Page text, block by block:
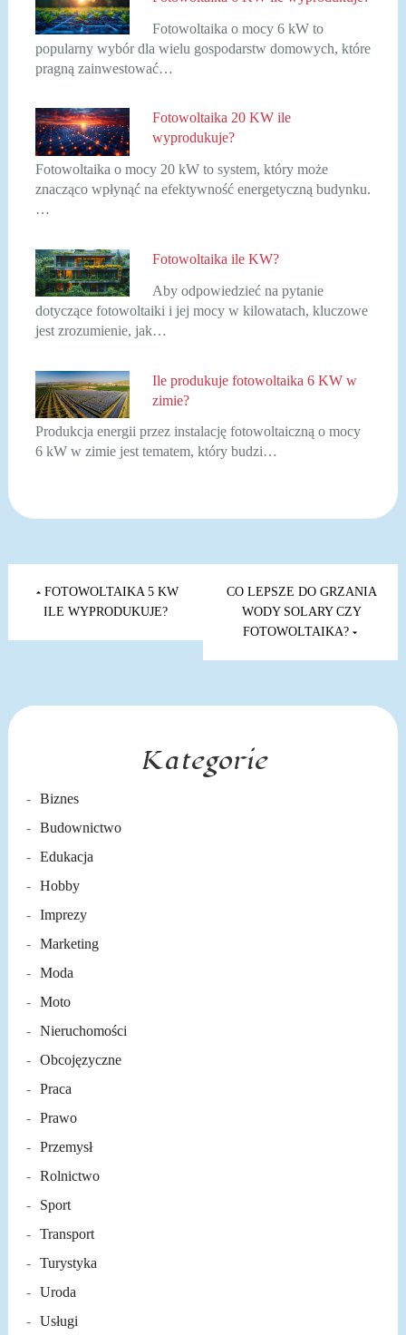
Fotowoltaika o mocy 6 kW to
popularny wybór dla wielu gospodarstw domowych, które
pragną zainwestować…
Fotowoltaika 20 KW ile
wyprodukuje?
Fotowoltaika o mocy 20 kW to system, który może
znacząco wpłynąć na efektywność energetyczną budynku.
…
Fotowoltaika ile KW?
Aby odpowiedzieć na pytanie
dotyczące fotowoltaiki i jej mocy w kilowatach, kluczowe
jest zrozumienie, jak…
Ile produkuje fotowoltaika 6 KW w
zimie?
Produkcja energii przez instalację fotowoltaiczną o mocy
6 kW w zimie jest tematem, który budzi…
Nawigacja
wpisu
FOTOWOLTAIKA 5 KW
ILE WYPRODUKUJE?
CO LEPSZE DO GRZANIA
WODY SOLARY CZY
FOTOWOLTAIKA?
Kategorie
Biznes
Budownictwo
Edukacja
Hobby
Imprezy
Marketing
Moda
Moto
Nieruchomości
Obcojęzyczne
Praca
Prawo
Przemysł
Rolnictwo
Sport
Transport
Turystyka
Uroda
Usługi